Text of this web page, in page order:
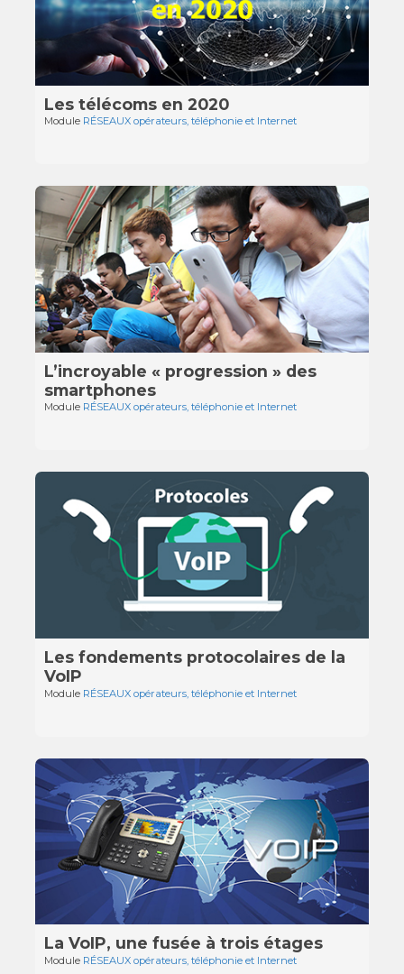
Les télécoms en 2020
Module RÉSEAUX opérateurs, téléphonie et Internet
L’incroyable « progression » des
smartphones
Module RÉSEAUX opérateurs, téléphonie et Internet
Les fondements protocolaires de la
VoIP
Module RÉSEAUX opérateurs, téléphonie et Internet
La VoIP, une fusée à trois étages
Module RÉSEAUX opérateurs, téléphonie et Internet